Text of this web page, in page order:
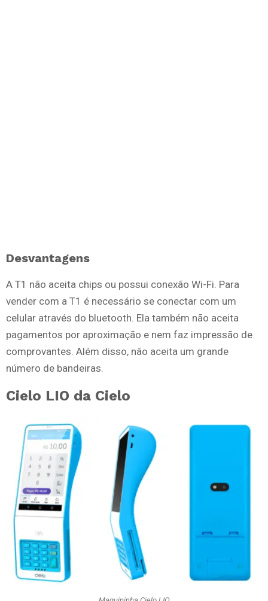
Desvantagens
A T1 não aceita chips ou possui conexão Wi-Fi. Para
vender com a T1 é necessário se conectar com um
celular através do bluetooth. Ela também não aceita
pagamentos por aproximação e nem faz impressão de
comprovantes. Além disso, não aceita um grande
número de bandeiras.
Cielo LIO da Cielo